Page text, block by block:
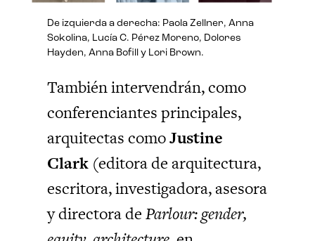
De izquierda a derecha: Paola Zellner, Anna
Sokolina, Lucía C. Pérez Moreno, Dolores
Hayden, Anna Bofill y Lori Brown.
También intervendrán, como
conferenciantes principales,
arquitectas comoJustine
Clark (editora de arquitectura,
escritora, investigadora, asesora
y directora deParlour: gender,